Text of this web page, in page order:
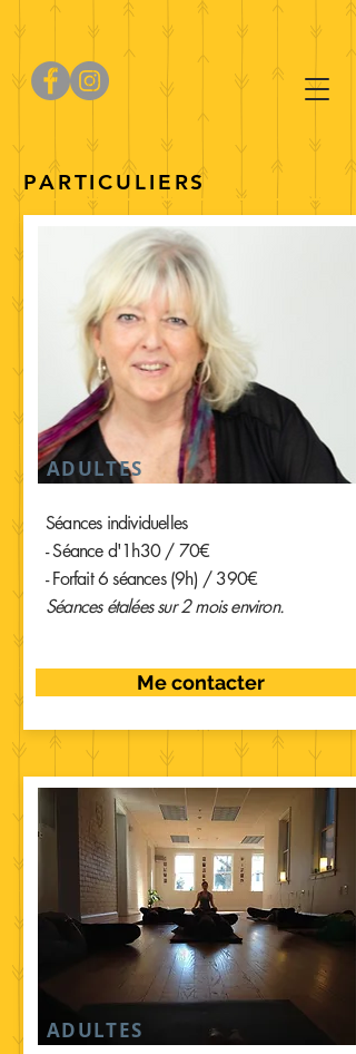
PARTICULIERS
ADULTES
Séances individuelles
- Séance d'1h30 / 70€
- Forfait 6 séances (9h) / 390€
Séances étalées sur 2 mois environ.
Me contacter
ADULTES